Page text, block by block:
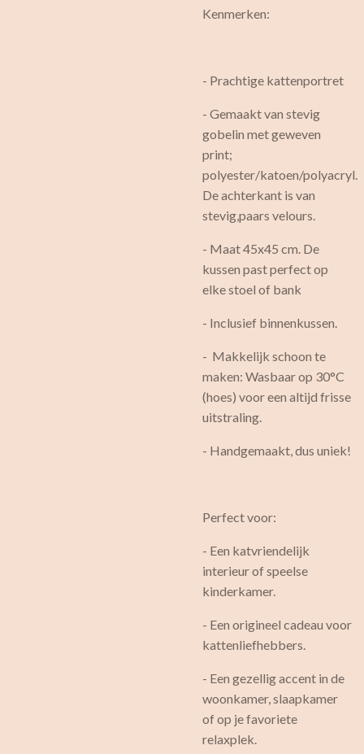
Kenmerken:
- Prachtige kattenportret
- Gemaakt van stevig
gobelin met geweven
print;
polyester/katoen/polyacryl.
De achterkant is van
stevig,paars velours.
- Maat 45x45 cm. De
kussen past perfect op
elke stoel of bank
- Inclusief binnenkussen.
- Makkelijk schoon te
maken: Wasbaar op 30°C
(hoes) voor een altijd frisse
uitstraling.
- Handgemaakt, dus uniek!
Perfect voor:
- Een katvriendelijk
interieur of speelse
kinderkamer.
- Een origineel cadeau voor
kattenliefhebbers.
- Een gezellig accent in de
woonkamer, slaapkamer
of op je favoriete
relaxplek.